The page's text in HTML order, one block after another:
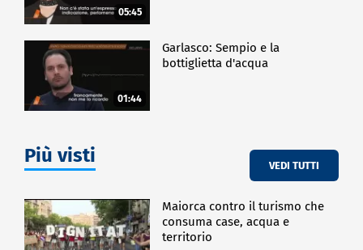
05:45
01:44
Garlasco: Sempio e la
bottiglietta d'acqua
Più visti VEDI TUTTI
Maiorca contro il turismo che
consuma case, acqua e
territorio